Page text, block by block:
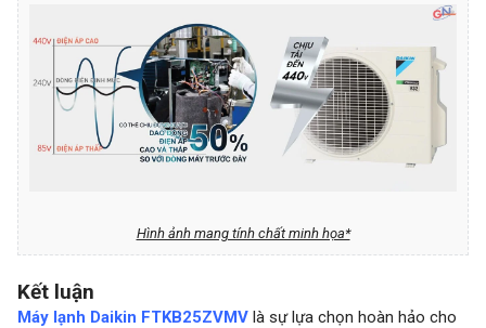
Hình ảnh mang tính chất minh họa*
Kết luận
Máy lạnh Daikin FTKB25ZVMVlà sự lựa chọn hoàn hảo cho